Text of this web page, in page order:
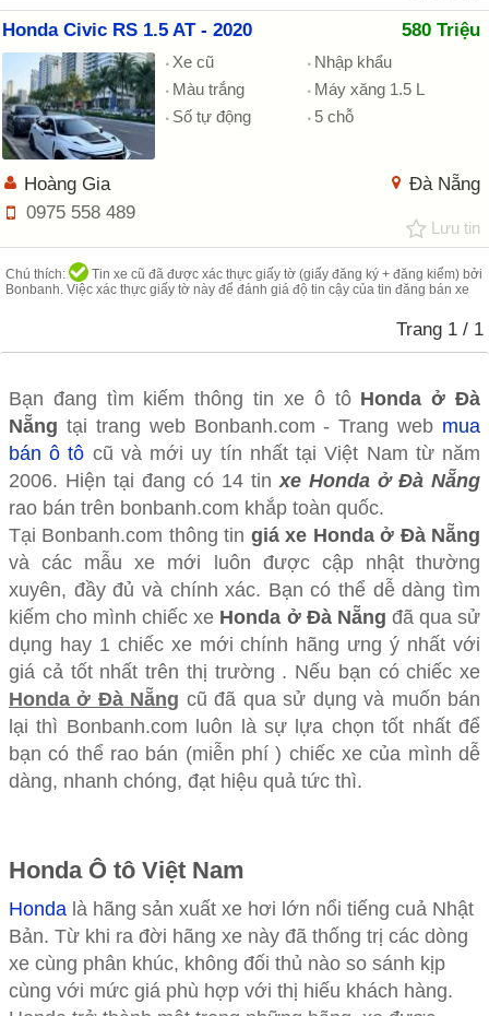
Honda Civic RS 1.5 AT - 2020 580 Triệu
Xe cũ
Nhập khẩu
Màu trắng
Máy xăng 1.5 L
Số tự động
5 chỗ
Đà Nẵng
Hoàng Gia
0975 558 489
Lưu tin
Chú thích:
Tin xe cũ đã được xác thực giấy tờ (giấy đăng ký + đăng kiểm) bởi
Bonbanh. Việc xác thực giấy tờ này để đánh giá độ tin cậy của tin đăng bán xe
Trang 1 / 1
Bạn đang tìm kiếm thông tin xe ô tô Honda ở Đà
Nẵng tại trang web Bonbanh.com - Trang web mua
bán ô tô cũ và mới uy tín nhất tại Việt Nam từ năm
2006. Hiện tại đang có 14 tinxe Honda ở Đà Nẵng
rao bán trên bonbanh.com khắp toàn quốc.
Tại Bonbanh.com thông tin giá xe Honda ở Đà Nẵng
và các mẫu xe mới luôn được cập nhật thường
xuyên, đầy đủ và chính xác. Bạn có thể dễ dàng tìm
kiếm cho mình chiếc xe Honda ở Đà Nẵng đã qua sử
dụng hay 1 chiếc xe mới chính hãng ưng ý nhất với
giá cả tốt nhất trên thị trường . Nếu bạn có chiếc xe
Honda ở Đà Nẵng cũ đã qua sử dụng và muốn bán
lại thì Bonbanh.com luôn là sự lựa chọn tốt nhất để
bạn có thể rao bán (miễn phí ) chiếc xe của mình dễ
dàng, nhanh chóng, đạt hiệu quả tức thì.
Honda Ô tô Việt Nam
Honda là hãng sản xuất xe hơi lớn nổi tiếng cuả Nhật
Bản. Từ khi ra đời hãng xe này đã thống trị các dòng
xe cùng phân khúc, không đối thủ nào so sánh kịp
cùng với mức giá phù hợp với thị hiếu khách hàng.